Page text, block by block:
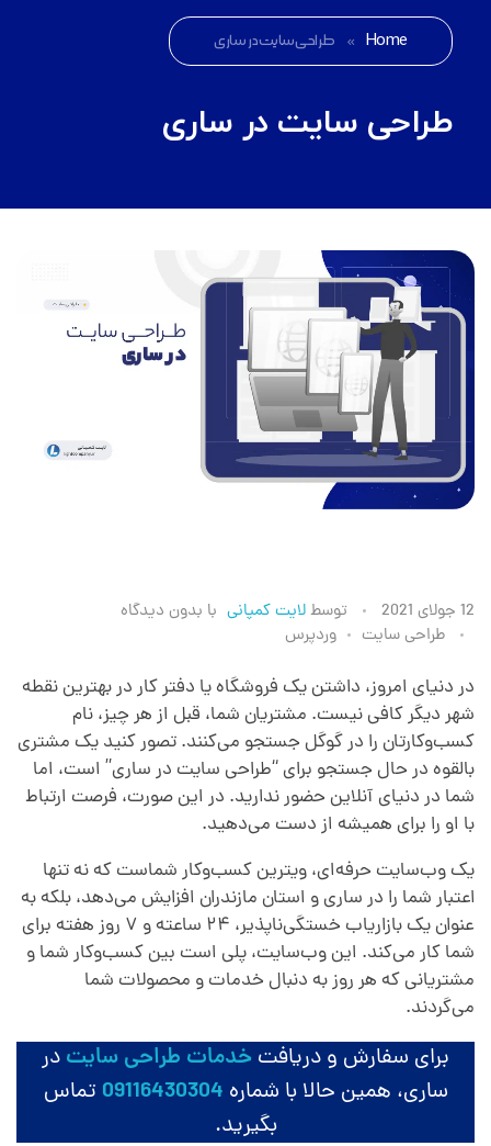
Home
» طراحی سایت در ساری
طراحی سایت در ساری
ط
ر
ا
ح
ی
س
ا
ی
ت
12 جولای 2021 توسطلایت کمپانی با بدون دیدگاه
طراحی سایت
وردپرس
در دنیای امروز، داشتن یک فروشگاه یا دفتر کار در بهترین نقطه
شهر دیگر کافی نیست. مشتریان شما، قبل از هر چیز، نام
کسب‌وکارتان را در گوگل جستجو می‌کنند. تصور کنید یک مشتری
بالقوه در حال جستجو برای “طراحی سایت در ساری” است، اما
شما در دنیای آنلاین حضور ندارید. در این صورت، فرصت ارتباط
با او را برای همیشه از دست می‌دهید.
یک وب‌سایت حرفه‌ای، ویترین کسب‌وکار شماست که نه تنها
اعتبار شما را در ساری و استان مازندران افزایش می‌دهد، بلکه به
عنوان یک بازاریاب خستگی‌ناپذیر، ۲۴ ساعته و ۷ روز هفته برای
شما کار می‌کند. این وب‌سایت، پلی است بین کسب‌وکار شما و
مشتریانی که هر روز به دنبال خدمات و محصولات شما
می‌گردند.
برای سفارش و دریافت خدمات طراحی سایت در
ساری، همین حالا با شماره 09116430304 تماس
بگیرید.